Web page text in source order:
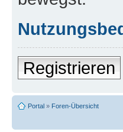
Registrieren
Portal » Foren-Übersicht